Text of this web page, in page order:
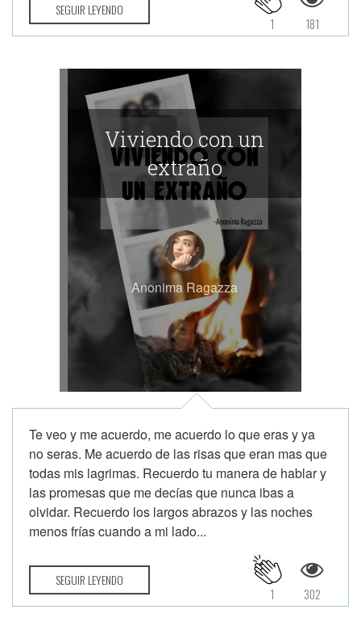
SEGUIR LEYENDO
181
1
Viviendo con un
extraño
Anonima Ragazza
Te veo y me acuerdo, me acuerdo lo que eras y ya
no seras. Me acuerdo de las risas que eran mas que
todas mis lagrimas. Recuerdo tu manera de hablar y
las promesas que me decías que nunca ibas a
olvidar. Recuerdo los largos abrazos y las noches
menos frías cuando a mi lado...
SEGUIR LEYENDO
302
1